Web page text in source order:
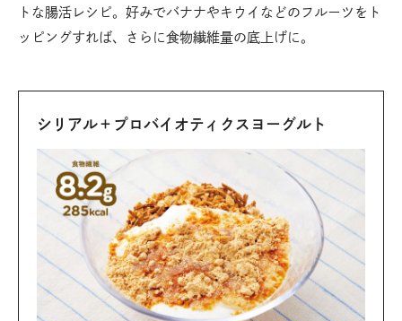
トな腸活レシピ。好みでバナナやキウイなどのフルーツをト
ッピングすれば、さらに食物繊維量の底上げに。
シリアル＋プロバイオティクスヨーグルト